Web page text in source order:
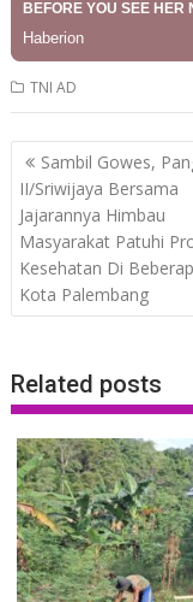
TNI AD
Post
navigation
Sambil Gowes,
II/Sriwijaya Bersama
Jajarannya Himbau
Masyarakat Patuhi
Kesehatan Di
Kota Palembang
Related posts